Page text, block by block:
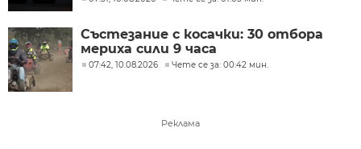
Състезание с косачки: 30 отбора
мериха сили 9 часа
07:42, 10.08.2026 Чете се за: 00:42 мин.
Реклама